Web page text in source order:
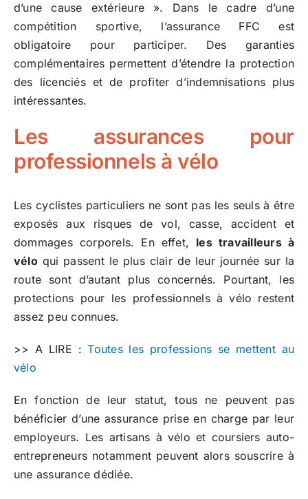
d’une cause extérieure ». Dans le cadre d’une
compétition sportive, l’assurance FFC est
obligatoire pour participer. Des garanties
complémentaires permettent d’étendre la protection
des licenciés et de profiter d’indemnisations plus
intéressantes.
Les assurances pour
professionnels à vélo
Les cyclistes particuliers ne sont pas les seuls à être
exposés aux risques de vol, casse, accident et
dommages corporels. En effet, les travailleurs à
véloqui passent le plus clair de leur journée sur la
route sont d’autant plus concernés. Pourtant, les
protections pour les professionnels à vélo restent
assez peu connues.
>> A LIRE :Toutes les professions se mettent au
vélo
En fonction de leur statut, tous ne peuvent pas
bénéficier d’une assurance prise en charge par leur
employeurs. Les artisans à vélo et coursiers auto-
entrepreneurs notamment peuvent alors souscrire à
une assurance dédiée.